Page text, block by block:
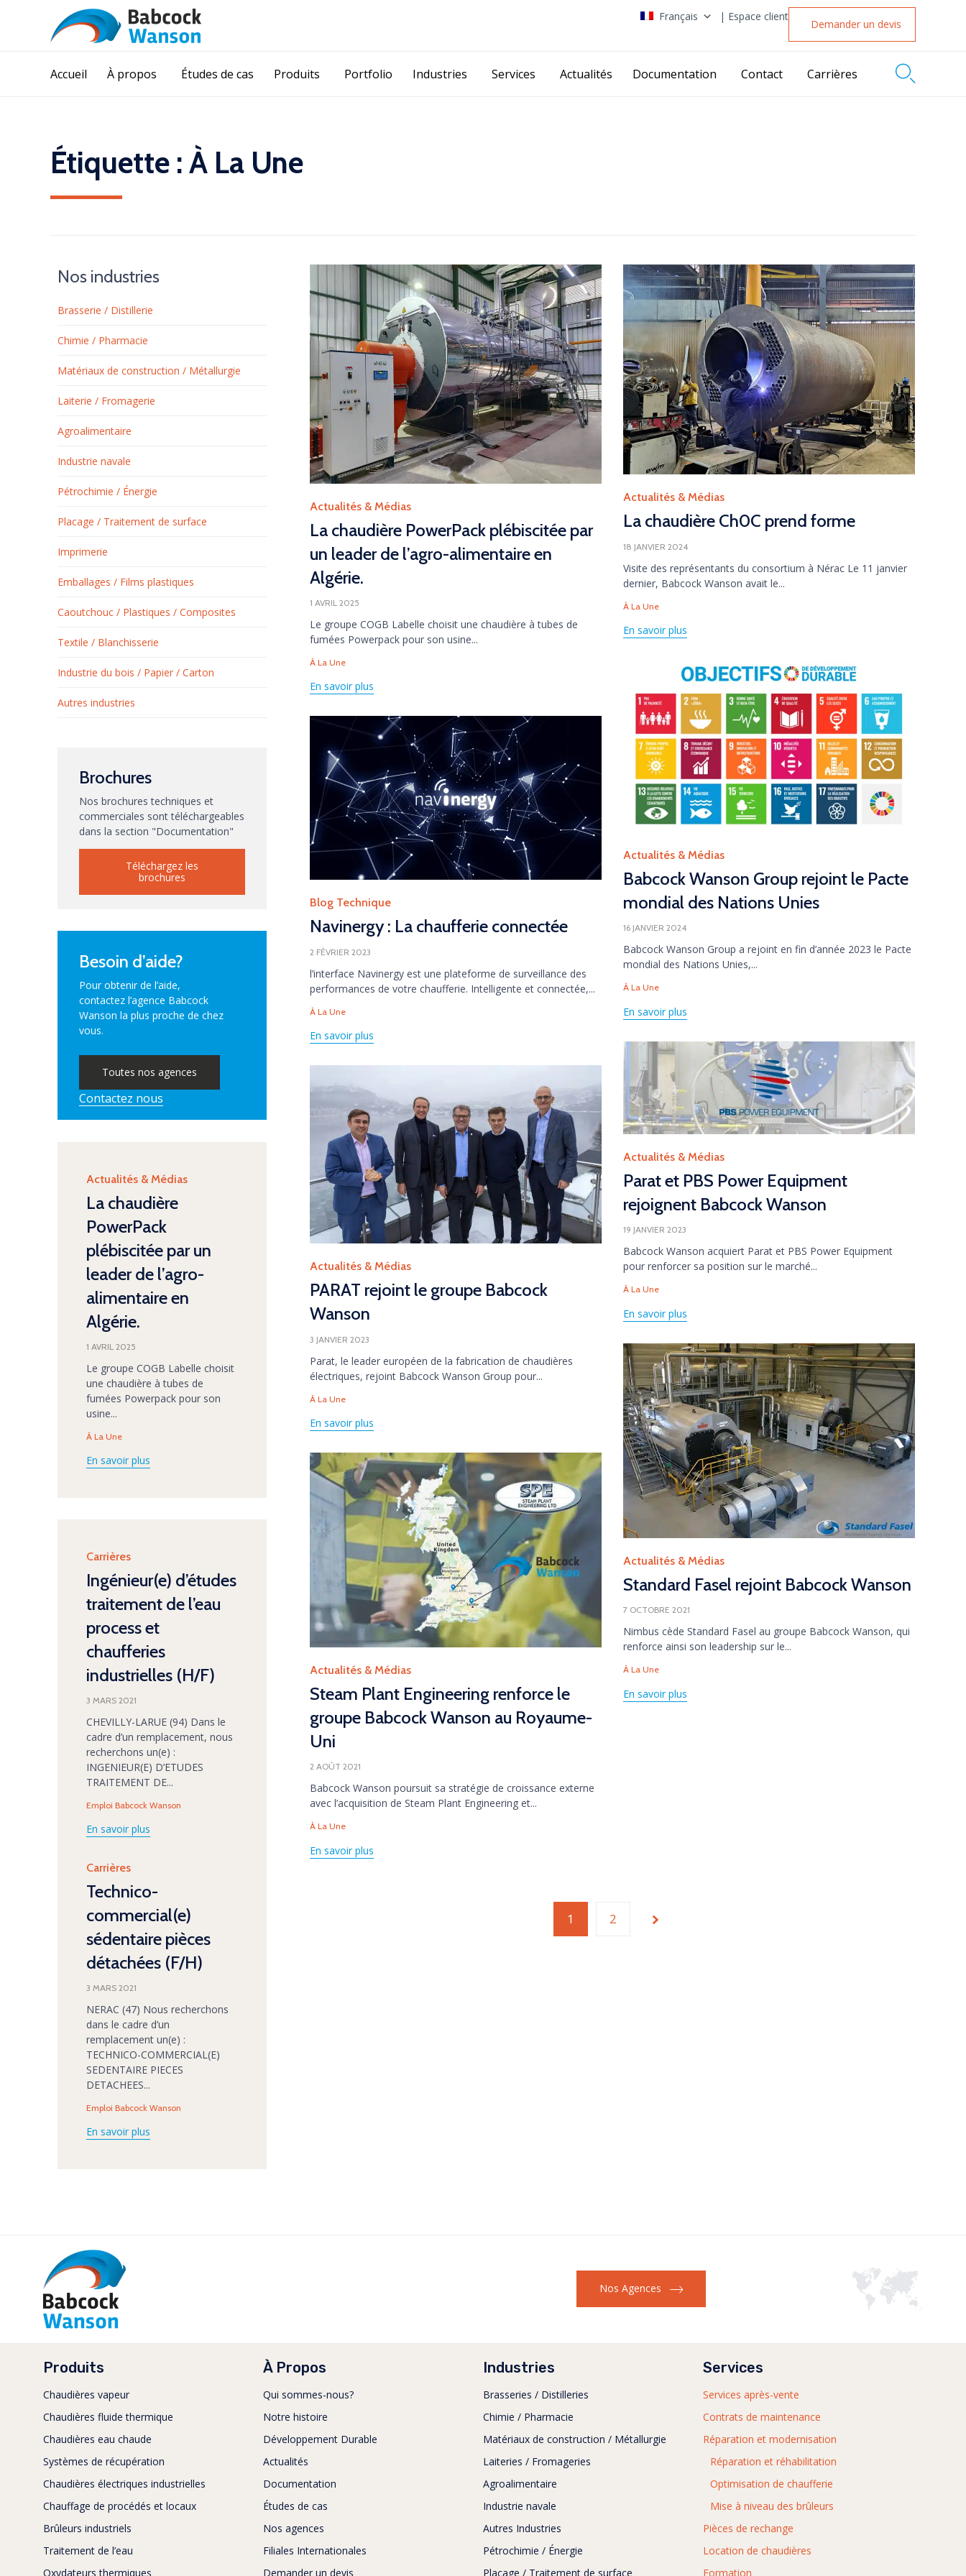
Français | Espace client
Demander un devis
Accueil À propos Études de cas Produits Portfolio Industries Services Actualités Documentation Contact Carrières 
Étiquette :À La Une
Category
Actualités & Médias
La chaudière PowerPack plébiscitée par
un leader de l’agro-alimentaire en
Algérie.
1 AVRIL 2025
Le groupe COGB Labelle choisit une chaudière à tubes de
fumées Powerpack pour son usine...
Tags
À La Une
En savoir plus
Category
Actualités & Médias
La chaudière Ch0C prend forme
18 JANVIER 2024
Visite des représentants du consortium à Nérac Le 11 janvier
dernier, Babcock Wanson avait le...
Tags
À La Une
En savoir plus
Category
Actualités & Médias
Babcock Wanson Group rejoint le Pacte
mondial des Nations Unies
16 JANVIER 2024
Babcock Wanson Group a rejoint en fin d’année 2023 le Pacte
mondial des Nations Unies,...
Tags
À La Une
En savoir plus
Category
Blog Technique
Navinergy : La chaufferie connectée
2 FÉVRIER 2023
l’interface Navinergy est une plateforme de surveillance des
performances de votre chaufferie. Intelligente et connectée,...
Tags
À La Une
En savoir plus
Category
Actualités & Médias
Parat et PBS Power Equipment
rejoignent Babcock Wanson
19 JANVIER 2023
Babcock Wanson acquiert Parat et PBS Power Equipment
pour renforcer sa position sur le marché...
Tags
À La Une
En savoir plus
Category
Actualités & Médias
PARAT rejoint le groupe Babcock
Wanson
3 JANVIER 2023
Parat, le leader européen de la fabrication de chaudières
électriques, rejoint Babcock Wanson Group pour...
Tags
À La Une
En savoir plus
Category
Actualités & Médias
Standard Fasel rejoint Babcock Wanson
7 OCTOBRE 2021
Nimbus cède Standard Fasel au groupe Babcock Wanson, qui
renforce ainsi son leadership sur le...
Tags
À La Une
En savoir plus
Category
Actualités & Médias
Steam Plant Engineering renforce le
groupe Babcock Wanson au Royaume-
Uni
2 AOÛT 2021
Babcock Wanson poursuit sa stratégie de croissance externe
avec l’acquisition de Steam Plant Engineering et...
Tags
À La Une
En savoir plus
Page
1 2
Nos industries
Brasserie / Distillerie
Chimie / Pharmacie
Matériaux de construction / Métallurgie
Laiterie / Fromagerie
Agroalimentaire
Industrie navale
Pétrochimie / Énergie
Placage / Traitement de surface
Imprimerie
Emballages / Films plastiques
Caoutchouc / Plastiques / Composites
Textile / Blanchisserie
Industrie du bois / Papier / Carton
Autres industries
Brochures
Nos brochures techniques et
commerciales sont téléchargeables
dans la section "Documentation"
Téléchargez les
brochures
Besoin d’aide?
Pour obtenir de l’aide,
contactez l’agence Babcock
Wanson la plus proche de chez
vous.
Toutes nos agences
Contactez nous
Category
Actualités & Médias
La chaudière
PowerPack
plébiscitée par un
leader de l’agro-
alimentaire en
Algérie.
1 AVRIL 2025
Le groupe COGB Labelle choisit
une chaudière à tubes de
fumées Powerpack pour son
usine...
Tags
À La Une
En savoir plus
Category
Carrières
Ingénieur(e) d’études
traitement de l’eau
process et
chaufferies
industrielles (H/F)
3 MARS 2021
CHEVILLY-LARUE (94) Dans le
cadre d’un remplacement, nous
recherchons un(e) :
INGENIEUR(E) D’ETUDES
TRAITEMENT DE...
Tags
Emploi Babcock Wanson
En savoir plus
Category
Carrières
Technico-
commercial(e)
sédentaire pièces
détachées (F/H)
3 MARS 2021
NERAC (47) Nous recherchons
dans le cadre d’un
remplacement un(e) :
TECHNICO-COMMERCIAL(E)
SEDENTAIRE PIECES
DETACHEES...
Tags
Emploi Babcock Wanson
En savoir plus
Nos Agences
Produits
Chaudières vapeur
Chaudières fluide thermique
Chaudières eau chaude
Systèmes de récupération
Chaudières électriques industrielles
Chauffage de procédés et locaux
Brûleurs industriels
Traitement de l’eau
Oxydateurs thermiques
À Propos
Qui sommes-nous?
Notre histoire
Développement Durable
Actualités
Documentation
Études de cas
Nos agences
Filiales Internationales
Demander un devis
Industries
Brasseries / Distilleries
Chimie / Pharmacie
Matériaux de construction / Métallurgie
Laiteries / Fromageries
Agroalimentaire
Industrie navale
Autres Industries
Pétrochimie / Énergie
Placage / Traitement de surface
Services
Services après-vente
Contrats de maintenance
Réparation et modernisation
Réparation et réhabilitation
Optimisation de chaufferie
Mise à niveau des brûleurs
Pièces de rechange
Location de chaudières
Formation